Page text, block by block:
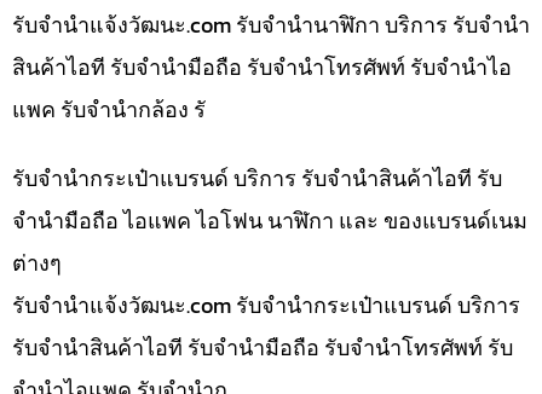
รับจํานําแจ้งวัฒนะ.com รับจำนำนาฬิกา บริการ รับจำนำ
สินค้าไอที รับจำนำมือถือ รับจำนำโทรศัพท์ รับจำนำไอ
แพค รับจำนำกล้อง รั
รับจำนำกระเป๋าแบรนด์ บริการ รับจำนำสินค้าไอที รับ
จำนำมือถือ ไอแพค ไอโฟน นาฬิกา และ ของแบรนด์เนม
ต่างๆ
รับจํานําแจ้งวัฒนะ.com รับจำนำกระเป๋าแบรนด์ บริการ
รับจำนำสินค้าไอที รับจำนำมือถือ รับจำนำโทรศัพท์ รับ